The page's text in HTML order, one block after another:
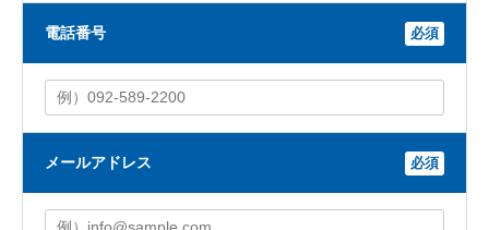
電話番号 必須
メールアドレス 必須